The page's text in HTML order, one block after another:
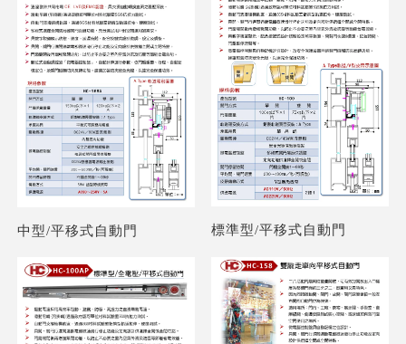
中型/平移式自動門 標準型/平移式自動門